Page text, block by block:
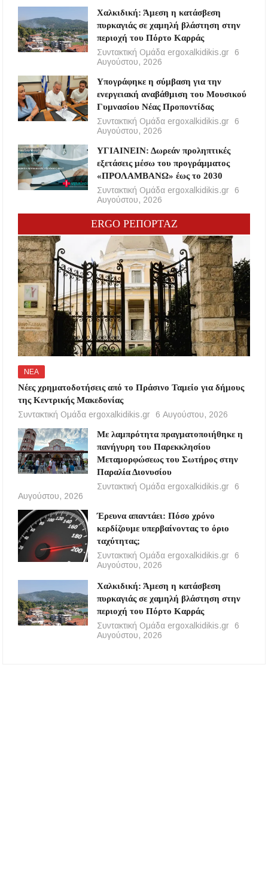
Χαλκιδική: Άμεση η κατάσβεση
πυρκαγιάς σε χαμηλή βλάστηση στην
περιοχή του Πόρτο Καρράς
Συντακτική Ομάδα ergoxalkidikis.gr
6
Αυγούστου, 2026
Υπογράφηκε η σύμβαση για την
ενεργειακή αναβάθμιση του Μουσικού
Γυμνασίου Νέας Προποντίδας
Συντακτική Ομάδα ergoxalkidikis.gr
6
Αυγούστου, 2026
ΥΓΙΑΙΝΕΙΝ: Δωρεάν προληπτικές
εξετάσεις μέσω του προγράμματος
«ΠΡΟΛΑΜΒΑΝΩ» έως το 2030
Συντακτική Ομάδα ergoxalkidikis.gr
6
Αυγούστου, 2026
ERGO ΡΕΠΟΡΤΑΖ
ΝΕΑ
Νέες χρηματοδοτήσεις από το Πράσινο Ταμείο για δήμους
της Κεντρικής Μακεδονίας
Συντακτική Ομάδα ergoxalkidikis.gr
6 Αυγούστου, 2026
Με λαμπρότητα πραγματοποιήθηκε η
πανήγυρη του Παρεκκλησίου
Μεταμορφώσεως του Σωτήρος στην
Παραλία Διονυσίου
Συντακτική Ομάδα ergoxalkidikis.gr
6
Αυγούστου, 2026
Έρευνα απαντάει: Πόσο χρόνο
κερδίζουμε υπερβαίνοντας το όριο
ταχύτητας;
Συντακτική Ομάδα ergoxalkidikis.gr
6
Αυγούστου, 2026
Χαλκιδική: Άμεση η κατάσβεση
πυρκαγιάς σε χαμηλή βλάστηση στην
περιοχή του Πόρτο Καρράς
Συντακτική Ομάδα ergoxalkidikis.gr
6
Αυγούστου, 2026